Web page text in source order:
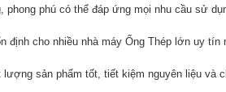
phú có thể đáp ứng mọi nhu cầu sử
định cho nhiều nhà máy Ống Thép lớn uy tín
sản phẩm tốt, tiết kiệm nguyên liệu và